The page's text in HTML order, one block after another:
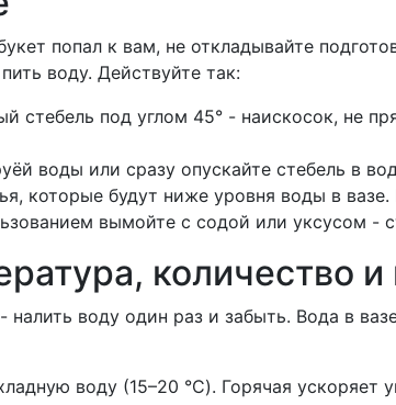
попал к вам, не откладывайте
воду. Действуйте так:
стебель под углом 45° - наискосок, не
воды или сразу опускайте стебель в
которые будут ниже уровня воды в
вымойте с содой или уксусом -
количество и
воду один раз и забыть. Вода в
воду (15–20 °C). Горячая ускоряет